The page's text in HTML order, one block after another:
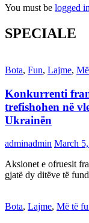
You must be logged in
SPECIALE
Bota, Fun, Lajme,
Konkurrenti
trefishohen në
Ukrainën
adminadmin March
Aksionet e ofruesit
gjatë dy ditëve të
Bota, Lajme, Më të